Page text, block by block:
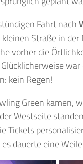
Fahrt nach
Straße in der
vorher die
kein Regen!
Green kamen,
Westseite
Tickets
dauerte eine